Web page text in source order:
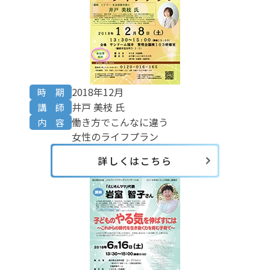
時 期 2018年12月
講 師 井戸 美枝 氏
内 容
働き方でこんなに違う
女性のライフプラン
詳しくはこちら